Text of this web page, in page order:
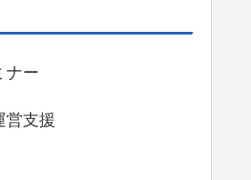
ナー
営支援